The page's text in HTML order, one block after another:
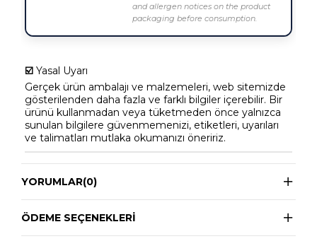
and allergen notices on the product
packaging before consumption.
☑️ Yasal Uyarı
Gerçek ürün ambalajı ve malzemeleri, web sitemizde
gösterilenden daha fazla ve farklı bilgiler içerebilir. Bir
ürünü kullanmadan veya tüketmeden önce yalnızca
sunulan bilgilere güvenmemenizi, etiketleri, uyarıları
ve talimatları mutlaka okumanızı öneririz.
YORUMLAR(0)
ÖDEME SEÇENEKLERI